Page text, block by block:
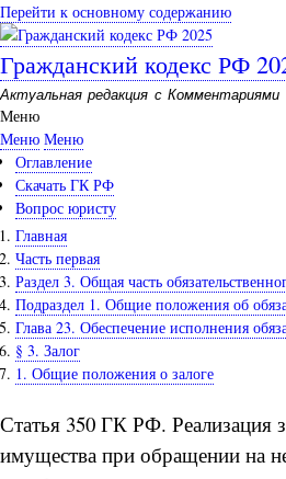
Перейти к основному содержанию
Гражданский кодекс РФ
Актуальная редакция с Комментариями
Меню
Меню Меню
Оглавление
Скачать ГК РФ
Вопрос юристу
Главная
Часть первая
Раздел 3. Общая часть
Подраздел 1. Общие положения об
Глава 23. Обеспечение исполнения
§ 3. Залог
1. Общие положения о залоге
Статья 350 ГК РФ. Реализация
имущества при обращении на